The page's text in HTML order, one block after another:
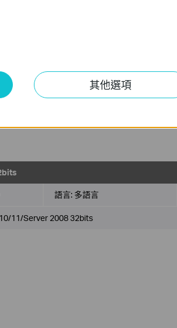
platform designed to effectively manage
and intuitive manner.
多語言
語言: 多語言
11/Server 2008 32bits
其他選項